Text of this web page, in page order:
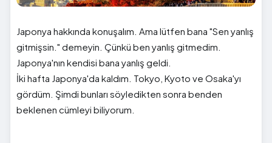
Japonya hakkında konuşalım. Ama lütfen bana "Sen yanlış
gitmişsin." demeyin. Çünkü ben yanlış gitmedim.
Japonya'nın kendisi bana yanlış geldi.
İki hafta Japonya'da kaldım. Tokyo, Kyoto ve Osaka'yı
gördüm. Şimdi bunları söyledikten sonra benden
beklenen cümleyi biliyorum.